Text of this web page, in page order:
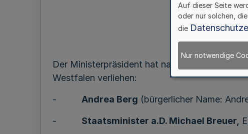
Der Ministerpräsident hat nachstehend
Westfalen verliehen:
- Andrea Berg (bürgerlicher Name:
- Staatsminister a.D. Michael Breuer,
Auf dieser Seite
oder nur solchen,
die
Nur notwendige